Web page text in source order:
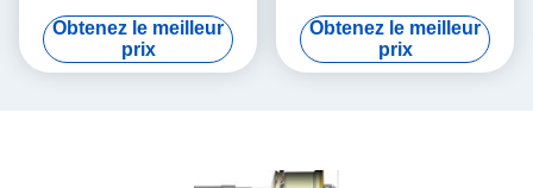
partie le kit rotatoire de
groupe de PC200-7 PC220
Obtenez le meilleur
prix
pilote SPV24 pour toutes les
marques de la réparation
d'excavatrice
Obtenez le meilleur
prix